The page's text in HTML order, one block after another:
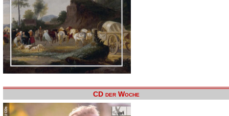
CD der Woche